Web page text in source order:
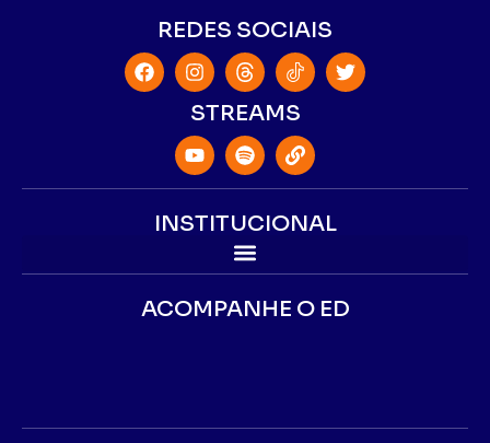
REDES SOCIAIS
STREAMS
INSTITUCIONAL
ACOMPANHE O ED